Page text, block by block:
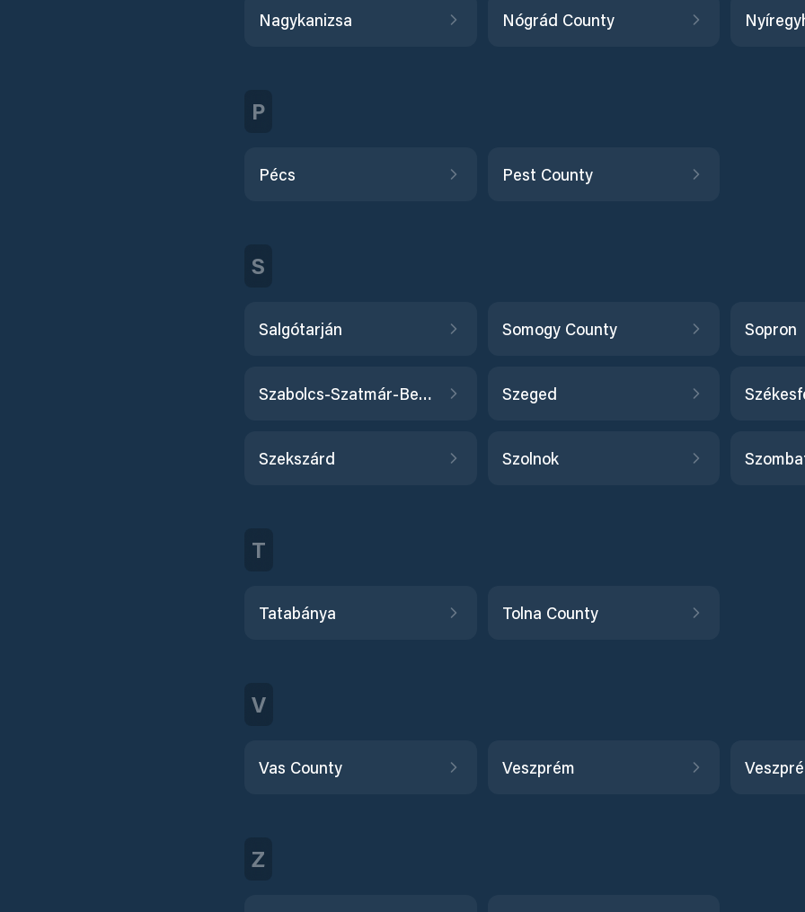
Nagykanizsa Nógrád County
P
Pécs Pest County
S
Salgótarján Somogy County Sopron
Szabolcs-Szatmár-Bereg County Szeged
Szekszárd Szolnok
T
Tatabánya Tolna County
V
Vas County Veszprém
Z